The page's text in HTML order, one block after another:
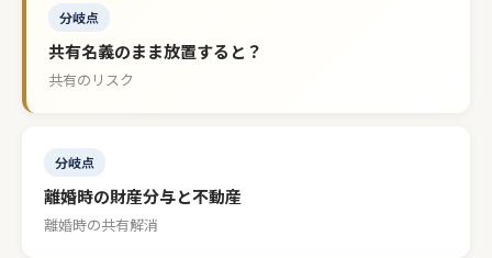
分岐点
共有名義のまま放置すると？
共有のリスク
分岐点
離婚時の財産分与と不動産
離婚時の共有解消